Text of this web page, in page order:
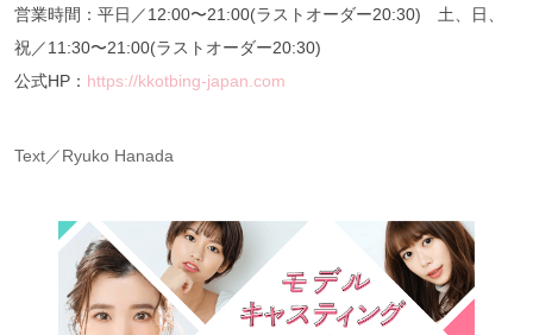
営業時間：平日／12:00〜21:00(ラストオーダー20:30) 土、日、
祝／11:30〜21:00(ラストオーダー20:30)
公式HP： https://kkotbing-japan.com
Text／Ryuko Hanada